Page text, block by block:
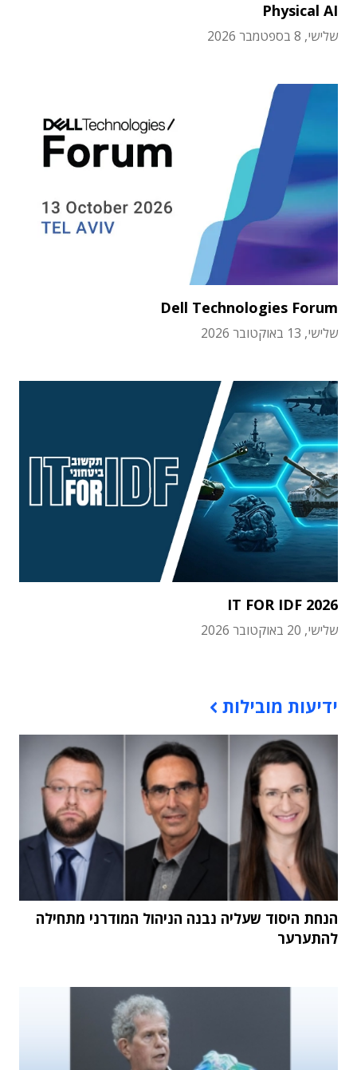
Physical AI
שלישי, 8 בספטמבר 2026
Dell Technologies Forum
שלישי, 13 באוקטובר 2026
IT FOR IDF 2026
שלישי, 20 באוקטובר 2026
ידיעות מובילות
הנחת היסוד שעליה נבנה הניהול המודרני מתחילה
להתערער